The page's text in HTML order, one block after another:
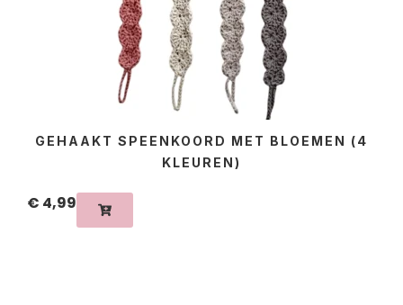
GEHAAKT SPEENKOORD MET BLOEMEN (4
KLEUREN)
€ 4,99